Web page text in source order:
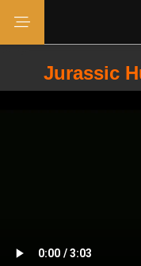
Jurassic